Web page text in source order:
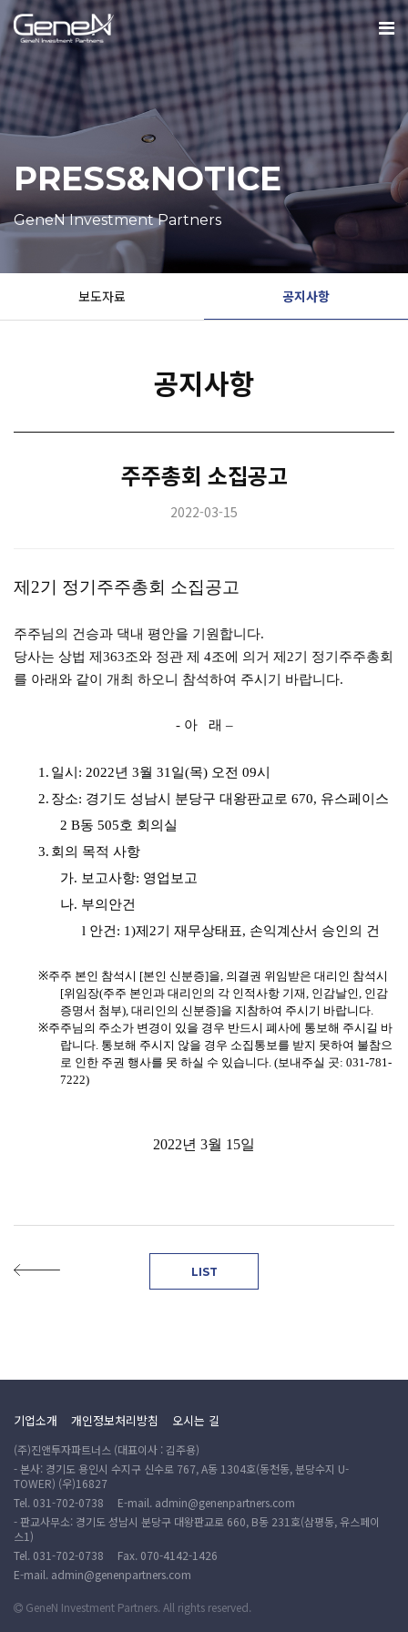
PRESS&NOTICE
GeneN Investment Partners
보도자료 공지사항
공지사항
주주총회 소집공고
2022-03-15
제 2기 정기주주총회 소집공고
주주님의 건승과 댁내 평안을 기원합니다.
당사는 상법 제 363조와 정관 제 4조에 의거 제 2기 정기주주총회
를 아래와 같이 개최 하오니 참석하여 주시기 바랍니다.
- 아 래 –
1. 일시 : 2022년 3월 31 일(목) 오전 09시
2. 장소: 경기도 성남시 분당구 대왕판교로 670, 유스페이스
2 B동 505호 회의실
3. 회의 목적 사항
가. 보고사항: 영업보고
나. 부의안건
l 안건 : 1)제 2기 재무상태표, 손익계산서 승인의 건
※주주 본인 참석시 [본인 신분증]을, 의결권 위임받은 대리인 참석시
[위임장(주주 본인과 대리인의 각 인적사항 기재, 인감날인, 인감
증명서 첨부), 대리인의 신분증]을 지참하여 주시기 바랍니다.
※주주님의 주소가 변경이 있을 경우 반드시 폐사에 통보해 주시길 바
랍니다. 통보해 주시지 않을 경우 소집통보를 받지 못하여 불참으
로 인한 주권 행사를 못 하실 수 있습니다. (보내주실 곳: 031-781-
7222)
2022년 3월 15일
LIST
기업소개 개인정보처리방침 오시는 길
(주)진앤투자파트너스 (대표이사 : 김주용)
- 본사: 경기도 용인시 수지구 신수로 767, A동 1304호(동천동, 분당수지 U-
TOWER) (우)16827
Tel. 031-702-0738 E-mail. admin@genenpartners.com
- 판교사무소: 경기도 성남시 분당구 대왕판교로 660, B동 231호(삼평동, 유스페이
스1)
Tel. 031-702-0738 Fax. 070-4142-1426
E-mail. admin@genenpartners.com
GeneN Investment Partners. All rights reserved.